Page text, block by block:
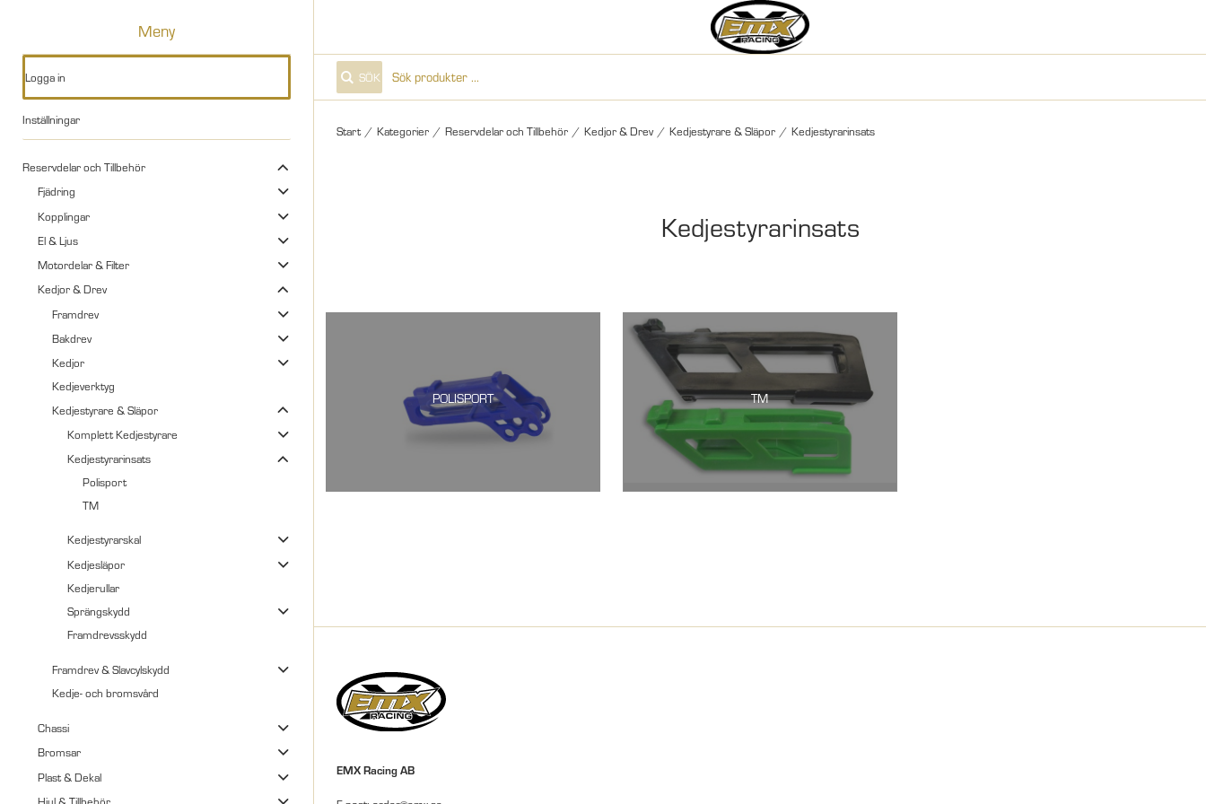
Meny
Logga in
Inställningar
Reservdelar och Tillbehör
Fjädring
Kopplingar
El & Ljus
Motordelar & Filter
Kedjor & Drev
Framdrev
Bakdrev
Kedjor
Kedjeverktyg
Kedjestyrare & Släpor
Komplett Kedjestyrare
Kedjestyrarinsats
Polisport
TM
Kedjestyrarskal
Kedjesläpor
Kedjerullar
Sprängskydd
Framdrevsskydd
Framdrev & Slavcylskydd
Kedje- och bromsvård
Chassi
Bromsar
Plast & Dekal
SÖK
Start / Kategorier / Reservdelar och Tillbehör / Kedjor & Drev / Kedjestyrare & Släpor / Kedjestyrarinsats
Kedjestyrarinsats
POLISPORT TM
EMX Racing AB